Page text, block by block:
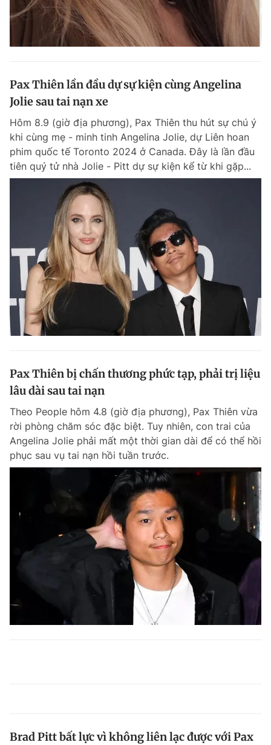
Pax Thiên lần đầu dự sự kiện cùng Angelina
Jolie sau tai nạn xe
Hôm 8.9 (giờ địa phương), Pax Thiên thu hút sự chú ý
khi cùng mẹ - minh tinh Angelina Jolie, dự Liên hoan
phim quốc tế Toronto 2024 ở Canada. Đây là lần đầu
tiên quý tử nhà Jolie - Pitt dự sự kiện kể từ khi gặp...
Pax Thiên bị chấn thương phức tạp, phải trị liệu
lâu dài sau tai nạn
Theo People hôm 4.8 (giờ địa phương), Pax Thiên vừa
rời phòng chăm sóc đặc biệt. Tuy nhiên, con trai của
Angelina Jolie phải mất một thời gian dài để có thể hồi
phục sau vụ tai nạn hồi tuần trước.
Brad Pitt bất lực vì không liên lạc được với Pax